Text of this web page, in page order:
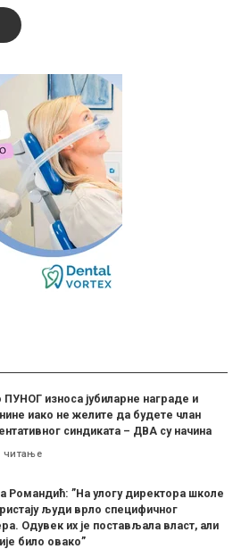
ПУНОГ износа јубиларне награде и
иако не желите да будете члан
синдиката – ДВА су начина
читање
Романдић: ”На улогу директора школе
људи врло специфичног
Одувек их је постављала власт, али
било овако”